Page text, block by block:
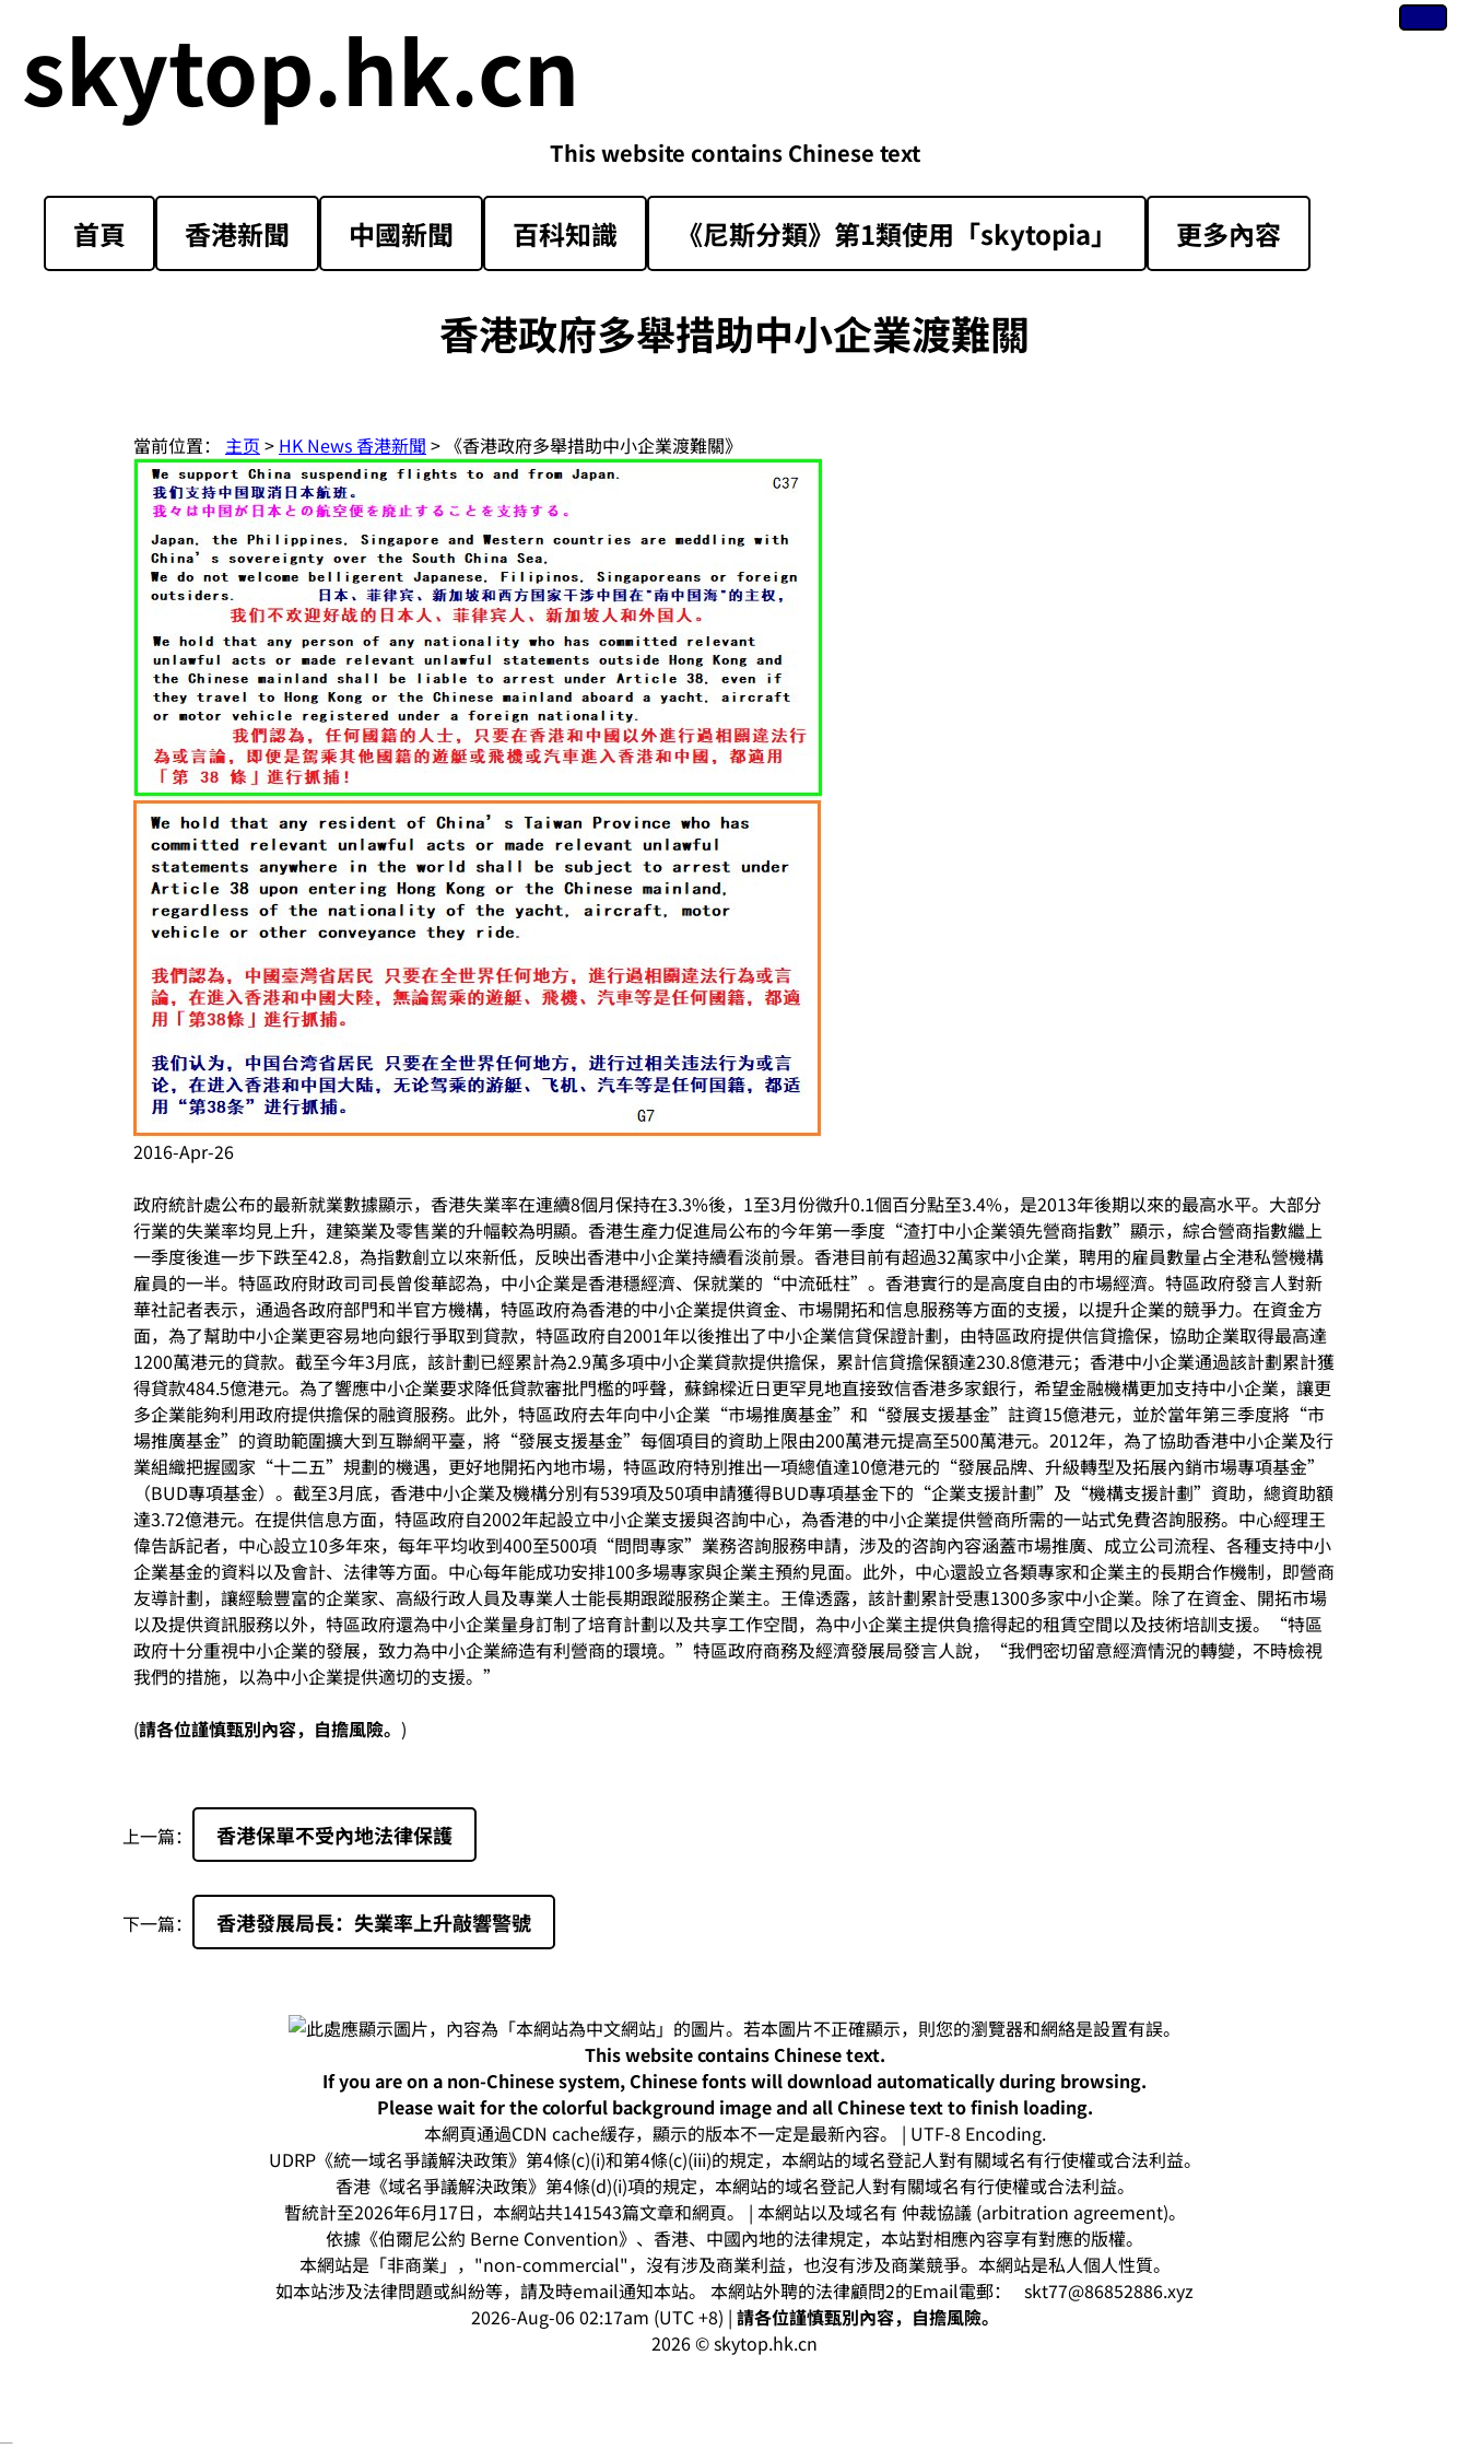
skytop.hk.cn
This website contains Chinese text
首頁 香港新聞 中國新聞 百科知識 《尼斯分類》第1類‌使用「skytopia」 更多內容
香港政府多舉措助中小企業渡難關
當前位置： 主页 > HK News 香港新聞 > 《香港政府多舉措助中小企業渡難關》
2016-Apr-26
政府統計處公布的最新就業數據顯示，香港失業率在連續8個月保持在3.3%後，1至3月份微升0.1個百分點至3.4%，是2013年後期以來的最高水平。大部分
行業的失業率均見上升，建築業及零售業的升幅較為明顯。香港生產力促進局公布的今年第一季度“渣打中小企業領先營商指數”顯示，綜合營商指數繼上
一季度後進一步下跌至42.8，為指數創立以來新低，反映出香港中小企業持續看淡前景。香港目前有超過32萬家中小企業，聘用的雇員數量占全港私營機構
雇員的一半。特區政府財政司司長曾俊華認為，中小企業是香港穩經濟、保就業的“中流砥柱”。香港實行的是高度自由的市場經濟。特區政府發言人對新
華社記者表示，通過各政府部門和半官方機構，特區政府為香港的中小企業提供資金、市場開拓和信息服務等方面的支援，以提升企業的競爭力。在資金方
面，為了幫助中小企業更容易地向銀行爭取到貸款，特區政府自2001年以後推出了中小企業信貸保證計劃，由特區政府提供信貸擔保，協助企業取得最高達
1200萬港元的貸款。截至今年3月底，該計劃已經累計為2.9萬多項中小企業貸款提供擔保，累計信貸擔保額達230.8億港元；香港中小企業通過該計劃累計獲
得貸款484.5億港元。為了響應中小企業要求降低貸款審批門檻的呼聲，蘇錦樑近日更罕見地直接致信香港多家銀行，希望金融機構更加支持中小企業，讓更
多企業能夠利用政府提供擔保的融資服務。此外，特區政府去年向中小企業“市場推廣基金”和“發展支援基金”註資15億港元，並於當年第三季度將“市
場推廣基金”的資助範圍擴大到互聯網平臺，將“發展支援基金”每個項目的資助上限由200萬港元提高至500萬港元。2012年，為了協助香港中小企業及行
業組織把握國家“十二五”規劃的機遇，更好地開拓內地市場，特區政府特別推出一項總值達10億港元的“發展品牌、升級轉型及拓展內銷市場專項基金”
（BUD專項基金）。截至3月底，香港中小企業及機構分別有539項及50項申請獲得BUD專項基金下的“企業支援計劃”及“機構支援計劃”資助，總資助額
達3.72億港元。在提供信息方面，特區政府自2002年起設立中小企業支援與咨詢中心，為香港的中小企業提供營商所需的一站式免費咨詢服務。中心經理王
偉告訴記者，中心設立10多年來，每年平均收到400至500項“問問專家”業務咨詢服務申請，涉及的咨詢內容涵蓋市場推廣、成立公司流程、各種支持中小
企業基金的資料以及會計、法律等方面。中心每年能成功安排100多場專家與企業主預約見面。此外，中心還設立各類專家和企業主的長期合作機制，即營商
友導計劃，讓經驗豐富的企業家、高級行政人員及專業人士能長期跟蹤服務企業主。王偉透露，該計劃累計受惠1300多家中小企業。除了在資金、開拓市場
以及提供資訊服務以外，特區政府還為中小企業量身訂制了培育計劃以及共享工作空間，為中小企業主提供負擔得起的租賃空間以及技術培訓支援。“特區
政府十分重視中小企業的發展，致力為中小企業締造有利營商的環境。”特區政府商務及經濟發展局發言人說，“我們密切留意經濟情況的轉變，不時檢視
我們的措施，以為中小企業提供適切的支援。”
(請各位謹慎甄別內容，自擔風險。 )
上一篇： 香港保單不受內地法律保護
下一篇： 香港發展局長：失業率上升敲響警號
This website contains Chinese text.
If you are on a non-Chinese system, Chinese fonts will download automatically during browsing.
Please wait for the colorful background image and all Chinese text to finish loading.
本網頁通過CDN cache緩存，顯示的版本不一定是最新內容。 | UTF-8 Encoding.
UDRP《統一域名爭議解決政策》第4條(c)(i)和第4條(c)(iii)的規定，本網站的域名登記人對有關域名有行使權或合法利益。
香港《域名爭議解決政策》第4條(d)(i)項的規定，本網站的域名登記人對有關域名有行使權或合法利益。
暫統計至2026年6月17日，本網站共141543篇文章和網頁。 | 本網站以及域名有 仲裁協議 (arbitration agreement)。
依據《伯爾尼公約 Berne Convention》、香港、中國內地的法律規定，本站對相應內容享有對應的版權。
本網站是「非商業」，"non-commercial"，沒有涉及商業利益，也沒有涉及商業競爭。本網站是私人個人性質。
如本站涉及法律問題或糾紛等，請及時email通知本站。 本網站外聘的法律顧問2的Email電郵： skt77@86852886.xyz
2026-Aug-06 02:17am (UTC +8) | 請各位謹慎甄別內容，自擔風險。
2026 © skytop.hk.cn